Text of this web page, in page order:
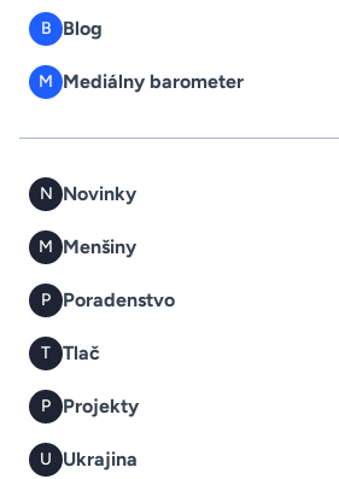
B Blog
M Mediálny barometer
N Novinky
M Menšiny
P Poradenstvo
T Tlač
P Projekty
U Ukrajina